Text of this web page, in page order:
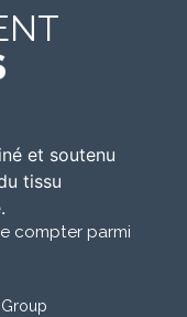
et soutenu
tissu
compter parmi